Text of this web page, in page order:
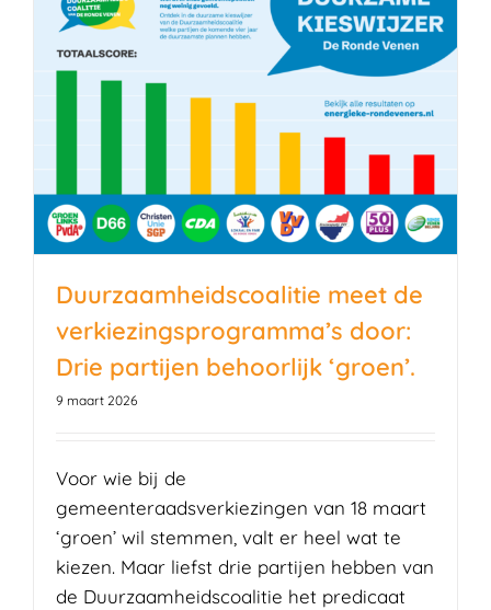
Duurzaamheidscoalitie meet de
verkiezingsprogramma’s door:
Drie partijen behoorlijk ‘groen’.
9 maart 2026
Voor wie bij de
gemeenteraadsverkiezingen van 18 maart
‘groen’ wil stemmen, valt er heel wat te
kiezen. Maar liefst drie partijen hebben van
de Duurzaamheidscoalitie het predicaat